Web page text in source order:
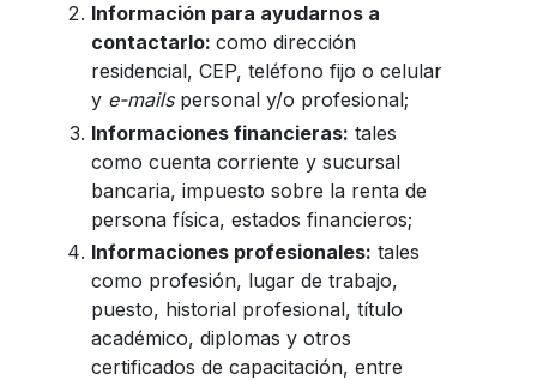
Información para ayudarnos a
contactarlo: como dirección
residencial, CEP, teléfono fijo o celular
y e-mailspersonal y/o profesional;
Informaciones financieras: tales
como cuenta corriente y sucursal
bancaria, impuesto sobre la renta de
persona física, estados financieros;
Informaciones profesionales: tales
como profesión, lugar de trabajo,
puesto, historial profesional, título
académico, diplomas y otros
certificados de capacitación, entre